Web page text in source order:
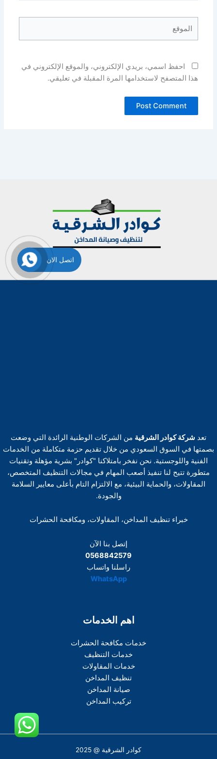
احفظ اسمي، بريدي الإلكتروني، والموقع الإلكتروني في
هذا المتصفح لاستخدامها المرة المقبلة في تعليقي.
تعد شركة كوادر الشرقية من الشركات الوطنية الرائدة التي وضعت
بصمتها في السوق السعودي من خلال تقديم حزمة متكاملة من الخدمات
الفنية واللوجستية. نحن نفخر بامتلاكنا "كوادر" بشرية مؤهلة وتقنيات
متطورة تتيح لنا تنفيذ أصعب المهام في مجالات التنظيف المتخصص،
المقاولات، والحماية البيئية، مع الالتزام التام بأعلى معايير السلامة
والجودة.
خبراء تنظيف المداخن، المقاولات، ومكافحة الحشرات
إتصل بنا الآن
0568842579
راسلنا واتساب
WhatsApp
اهم الخدمات
خدمات مكافحة الحشرات
خدمات التنظيف
خدمات المقاولات
تنظيف المداخن
صيانة المداخن
تركيب المداخن
كوادر الشرقية @ 2025
اتصل الان